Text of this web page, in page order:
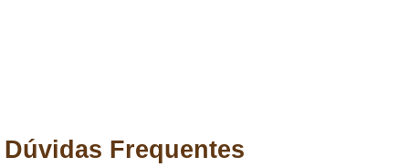
Dúvidas Frequentes